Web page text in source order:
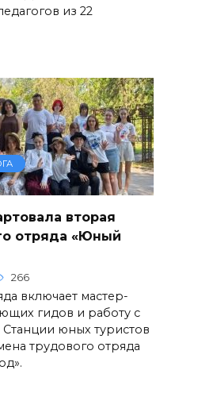
из 22
вторая
отряда «Юный
266
включает мастер-
гидов и работу с
юных туристов
трудового отряда